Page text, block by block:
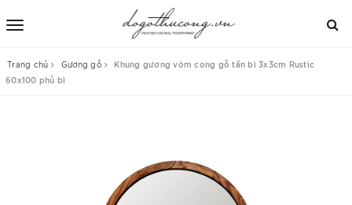
Trang chủ Gương gỗ
Khung gương vòm cong gỗ tần bì 3x3cm Rustic
60x100 phủ bì